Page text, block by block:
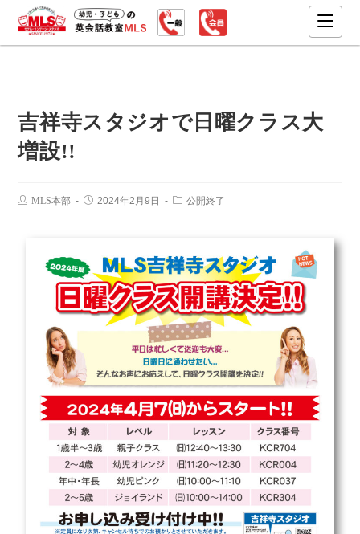
吉祥寺スタジオで日曜クラス大
増設!!
MLS本部 2024年2月9日 公開終了